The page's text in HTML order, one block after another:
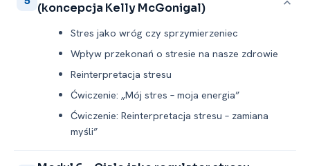
(koncepcja Kelly McGonigal)
Stres jako wróg czy sprzymierzeniec
Wpływ przekonań o stresie na nasze zdrowie
Reinterpretacja stresu
Ćwiczenie: „Mój stres – moja energia”
Ćwiczenie: Reinterpretacja stresu – zamiana
myśli”